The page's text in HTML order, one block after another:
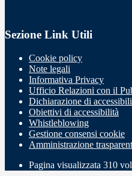
Sezione Link Utili
Cookie policy
Note legali
Informativa Privacy
Ufficio Relazioni con il
Dichiarazione di
Obiettivi di accessibilità
Whistleblowing
Gestione consensi cookie
Amministrazione
Pagina visualizzata 310